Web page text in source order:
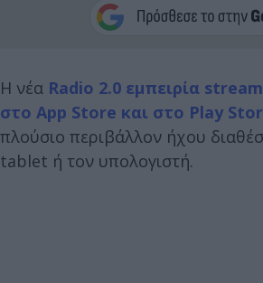
Η νέα Radio 2.0 εμπειρία
στο App Store και στο Play
πλούσιο περιβάλλον ήχου
tablet ή τον υπολογιστή.